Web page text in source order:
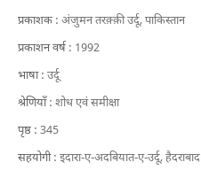
प्रकाशक : अंजुमन तरक़्क़ी उर्दू, पाकिस्तान
प्रकाशन वर्ष : 1992
भाषा : उर्दू
श्रेणियाँ : शोध एवं समीक्षा
पृष्ठ : 345
सहयोगी : इदारा-ए-अदबियात-ए-उर्दू, हैदराबाद